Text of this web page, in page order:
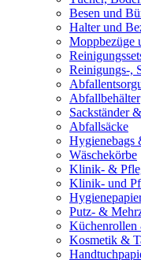
Besen und
Halter und
Moppbezüge
Reinigungs-,
Abfallbehälter
Sackständer
Abfallsäcke
Hygienebags
Wäschekörbe
Klinik- &
Klinik- und
Putz- &
Küchenrollen
Kosmetik &